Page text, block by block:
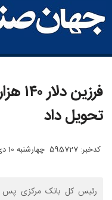
تحویل داد
کدخبر: 595727 چهارشنبه 10 دی 1404
رئیس کل بانک مرکزی پس